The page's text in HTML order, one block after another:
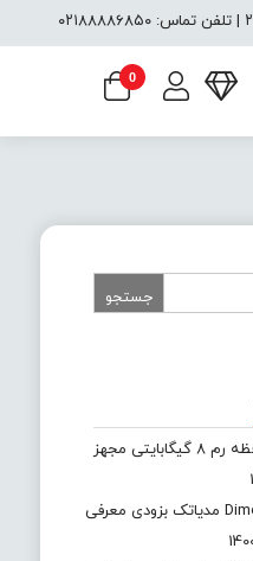
0
آیفون 14 پرو به حافظه رم 8 گیگابایتی مجهز
پردازنده Dimensity 8100 مدیاتک بزودی معرفی